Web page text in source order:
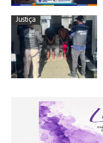
Justiça